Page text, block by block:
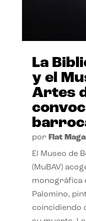
La
y el
Artes
por Flat
El Museo de
(MuBAV)
monográfica
Palomino,
coincidiendo